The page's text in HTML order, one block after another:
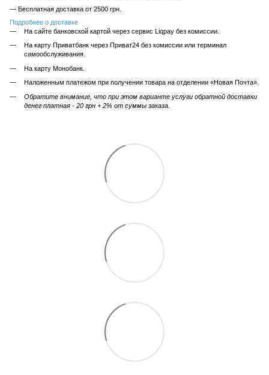
— Бесплатная доставка от 2500 грн.
Подробнее о доставке
На сайте банковской картой через сервис Liqpay без комиссии.
На карту Приватбанк через Приват24 без комиссии или терминал
самообслуживания.
На карту Монобанк.
Наложенным платежом при получении товара на отделении «Новая Почта».
Обратите внимание, что при этом варианте услуги обратной доставки
денег платная - 20 грн + 2% от суммы заказа.